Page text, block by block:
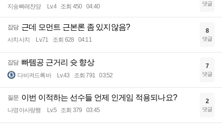
지송빠레찬양 Lv.4 조회 450 04:40 댓글
잡담 근데 모먼트 근본론 좀 있지않음?
사치사치 Lv.71 조회 628 04:11
8
댓글
잡담 빠템공 근거리 슛 향상
다비켜드록바 Lv.43 조회 791 03:52
7
댓글
질문 이번 이적하는 선수들 언제 인게임 적용되나요?
나영아사랑행 Lv.5 조회 379 03:45
2
댓글